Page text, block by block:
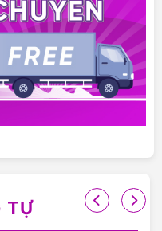
phân phối trực
giao sai, nhầm,
mắc 24/24
ĐI CÙNG TÂM
TỰ